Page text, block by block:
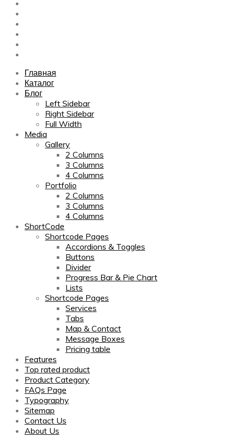
Главная
Каталог
Блог
Left Sidebar
Right Sidebar
Full Width
Media
Gallery
2 Columns
3 Columns
4 Columns
Portfolio
2 Columns
3 Columns
4 Columns
ShortCode
Shortcode Pages
Accordions & Toggles
Buttons
Divider
Progress Bar & Pie Chart
Lists
Shortcode Pages
Services
Tabs
Map & Contact
Message Boxes
Pricing table
Features
Top rated product
Product Category
FAQs Page
Typography
Sitemap
Contact Us
About Us